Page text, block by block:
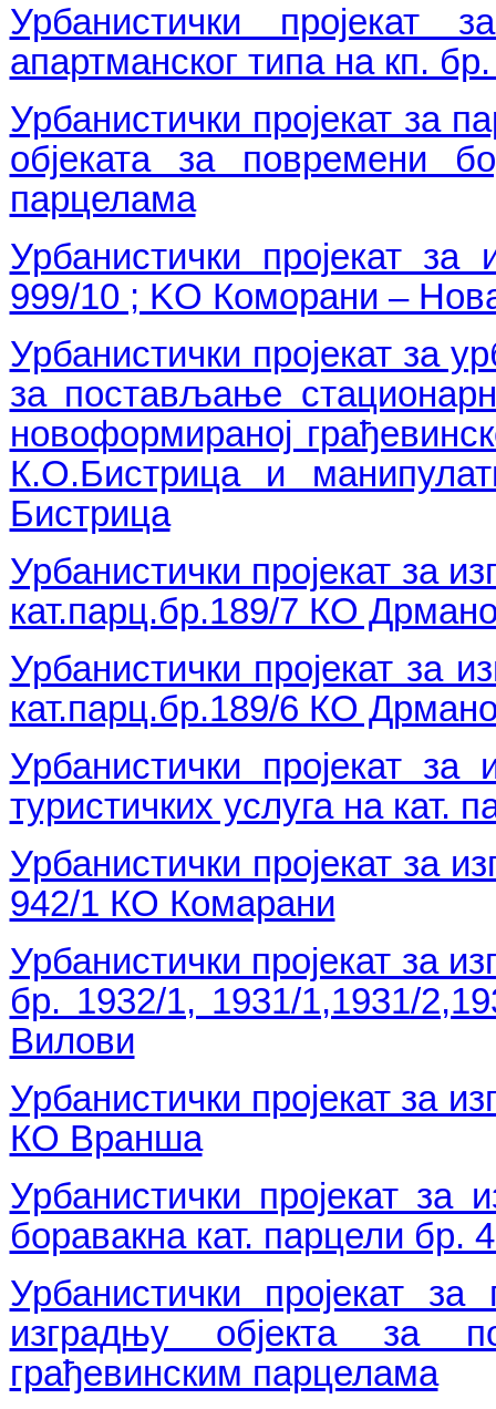
Урбанистички пројекат
апартманског типа на кп.
Урбанистички пројекат за
објеката за повремени
парцелама
Урбанистички пројекат
999/10 ; KO Коморани –
Урбанистички пројекат за
за постављање
новоформираној
К.О.Бистрица и
Бистрица
Урбанистички пројекат за
кат.парц.бр.189/7 КО
Урбанистички пројекат за
кат.парц.бр.189/6 КО
Урбанистички пројекат
туристичких услуга на кат.
Урбанистички пројекат за
942/1 КО Комарани
Урбанистички пројекат за
бр. 1932/1, 1931/1,1931/
Вилови
Урбанистички пројекат за
КО Вранша
Урбанистички пројекат за
боравакна кат. парцели бр.
Урбанистички пројекат
изградњу објекта за
грађевинским парцелама